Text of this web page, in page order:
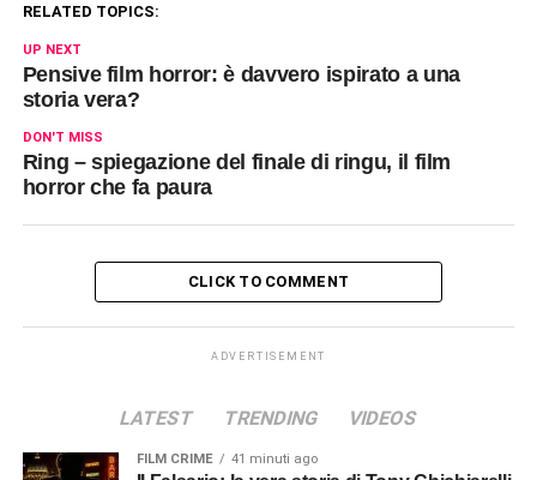
RELATED TOPICS:
UP NEXT
Pensive film horror: è davvero ispirato a una
storia vera?
DON'T MISS
Ring – spiegazione del finale di ringu, il film
horror che fa paura
CLICK TO COMMENT
ADVERTISEMENT
LATEST TRENDING VIDEOS
FILM CRIME 41 minuti ago